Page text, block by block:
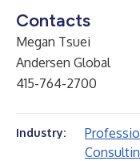
Contacts
Megan Tsuei
Andersen Global
415-764-2700
Industry: